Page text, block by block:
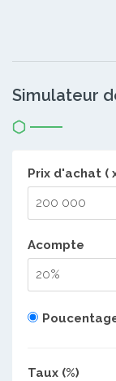
Simulateur
Prix d'achat (
Acompte
Taux (%)